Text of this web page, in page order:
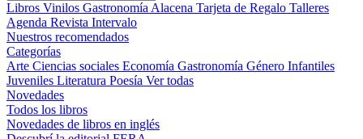
Libros Vinilos Gastronomía Alacena Tarjeta de Regalo Talleres
Agenda Revista Intervalo
Nuestros recomendados
Categorías
Arte Ciencias sociales Economía Gastronomía Género Infantiles
Juveniles Literatura Poesía Ver todas
Novedades
Todos los libros
Novedades de libros en inglés